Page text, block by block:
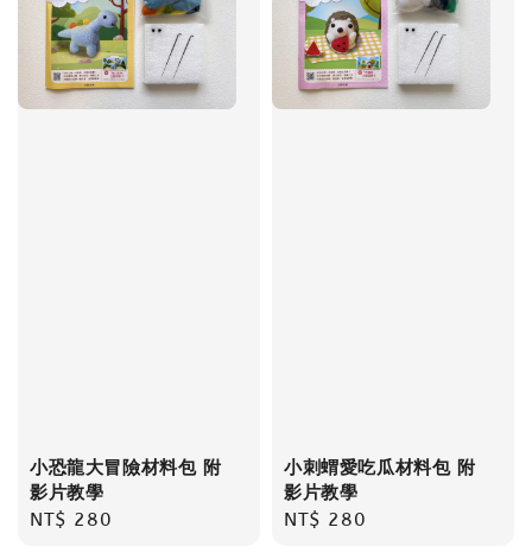
小恐龍大冒險材料包 附
影片教學
Regular
NT$ 280
小刺蝟愛吃瓜材料包 附
影片教學
Regular
NT$ 280